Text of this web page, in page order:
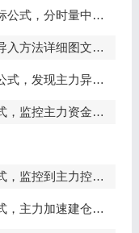
中显主力（分时副图）
方法详细图文教程
异动资金（副图+选股）
筹码异动（副图+选股）
后期爆发力越大（副图+选股）
速建仓（副图+选股）